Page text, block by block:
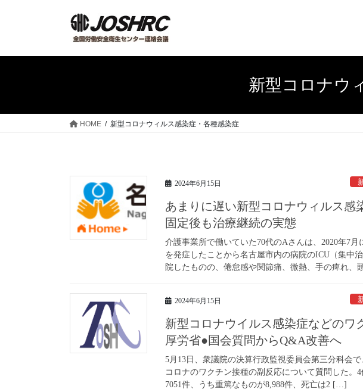
新型コロナウ
HOME 新型コロナウィルス感染症・各種感染症
2024年6月15日
あまりに遅い新型コロナウィルス感
固定後も治療継続の実態
介護事業所で働いていた70代のAさんは、2020年7
を発症したことから名古屋市内の病院のICU（集中
院したものの、倦怠感や関節痛、微熱、手の痺れ、
2024年6月15日
新型コロナウイルス感染症などのワ
厚労省●国会質問からQ&A改善へ
5月13日、衆議院の決算行政監視委員会第三分科会
コロナのワクチン接種の副反応について質問した。
7051件、うち重篤なものが8,988件、死亡は2 […]